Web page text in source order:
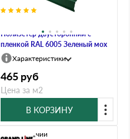
Полиэстер двусторонний с
пленкой RAL 6005 Зеленый мох
Характеристики
465 руб
Цена за м2
В КОРЗИНУ
В наличии